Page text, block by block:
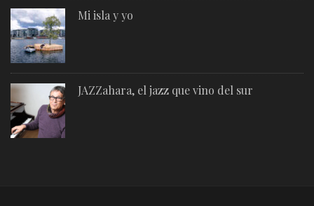
Mi isla y yo
JAZZahara, el jazz que vino del sur